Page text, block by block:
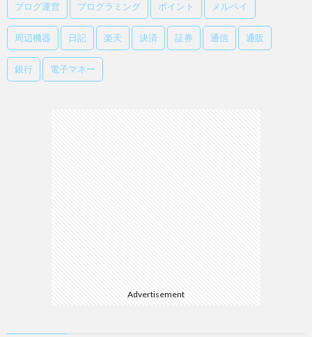
ブログ運営 プログラミング ポイント メルペイ
周辺機器 日記 楽天 決済 証券 通信 通販
銀行 電子マネー
Advertisement